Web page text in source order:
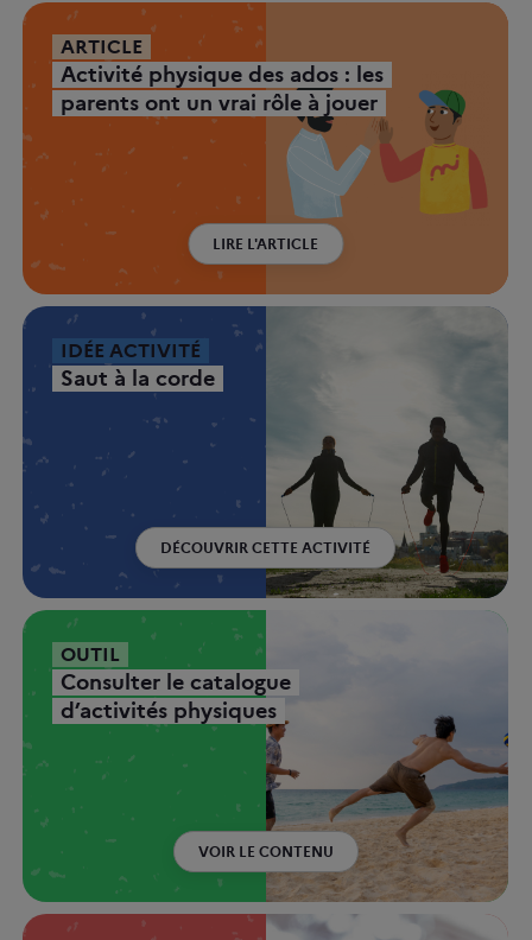
ARTICLE
Activité physique des ados : les
parents ont un vrai rôle à jouer
LIRE L'ARTICLE
IDÉE ACTIVITÉ
Saut à la corde
DÉCOUVRIR CETTE ACTIVITÉ
OUTIL
Consulter le catalogue
d’activités physiques
VOIR LE CONTENU